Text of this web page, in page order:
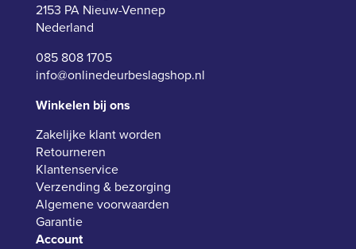
2153 PA Nieuw-Vennep
Nederland
085 808 1705
info@onlinedeurbeslagshop.nl
Winkelen bij ons
Zakelijke klant worden
Retourneren
Klantenservice
Verzending & bezorging
Algemene voorwaarden
Garantie
Account